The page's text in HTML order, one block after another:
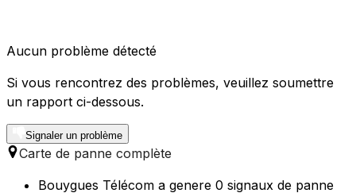
Aucun problème détecté
Si vous rencontrez des problèmes, veuillez soumettre
un rapport ci-dessous.
Signaler un problème
Carte de panne complète
Bouygues Télécom a genere 0 signaux de panne